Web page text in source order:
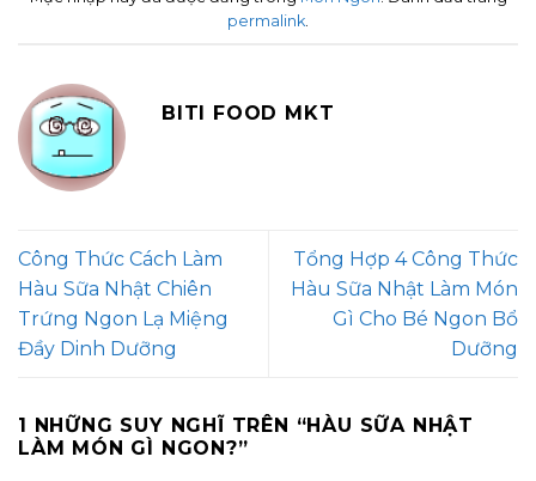
permalink.
BITI FOOD MKT
Công Thức Cách Làm
Hàu Sữa Nhật Chiên
Trứng Ngon Lạ Miệng
Đầy Dinh Dưỡng
Tổng Hợp 4 Công Thức
Hàu Sữa Nhật Làm Món
Gì Cho Bé Ngon Bổ
Dưỡng
1 NHỮNG SUY NGHĨ TRÊN “HÀU SỮA NHẬT
LÀM MÓN GÌ NGON?”